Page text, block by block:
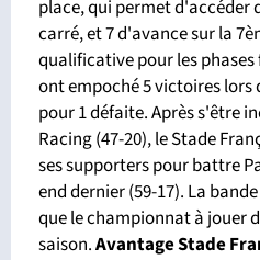
place, qui permet d'accéder
carré, et 7 d'avance sur la
qualificative pour les
ont empoché 5 victoires lors
pour 1 défaite. Après s'être
Racing (47-20), le Stade
ses supporters pour battre
end dernier (59-17). La
que le championnat à jouer
saison.Avantage Stade